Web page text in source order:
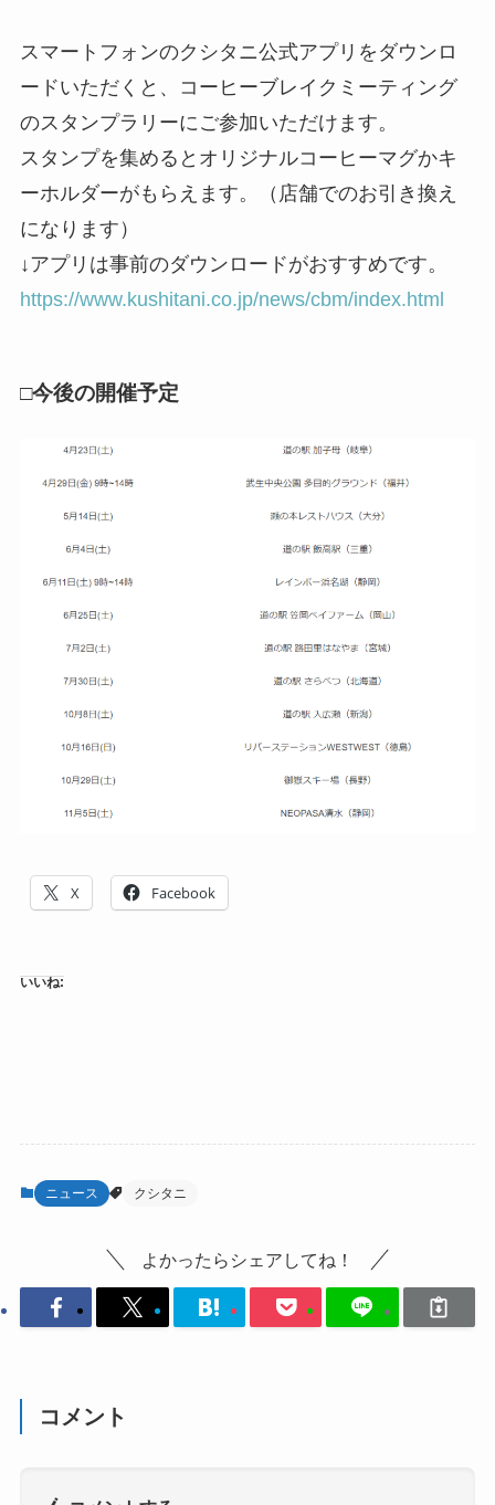
スマートフォンのクシタニ公式アプリをダウンロ
ードいただくと、コーヒーブレイクミーティング
のスタンプラリーにご参加いただけます。
スタンプを集めるとオリジナルコーヒーマグかキ
ーホルダーがもらえます。（店舗でのお引き換え
になります）
↓アプリは事前のダウンロードがおすすめです。
https://www.kushitani.co.jp/news/cbm/index.html
□今後の開催予定
X Facebook
いいね:
ニュース クシタニ
よかったらシェアしてね！
コメント